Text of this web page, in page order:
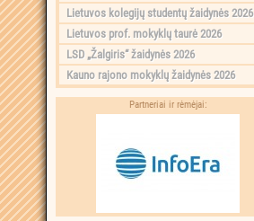
Lietuvos kolegijų studentų žaidynės 2026
Lietuvos prof. mokyklų taurė 2026
LSD „Žalgiris“ žaidynės 2026
Kauno rajono mokyklų žaidynės 2026
Partneriai ir rėmėjai: